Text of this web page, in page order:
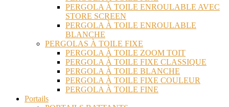
PERGOLA À TOILE ENROULABLE AVEC
STORE SCREEN
PERGOLA À TOILE ENROULABLE
BLANCHE
PERGOLAS À TOILE FIXE
PERGOLA À TOILE ZOOM TOIT
PERGOLA À TOILE FIXE CLASSIQUE
PERGOLA À TOILE BLANCHE
PERGOLA À TOILE FIXE COULEUR
PERGOLA À TOILE FINE
Portails